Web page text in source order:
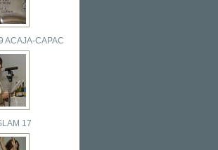
ACAJA-CAPAC
17